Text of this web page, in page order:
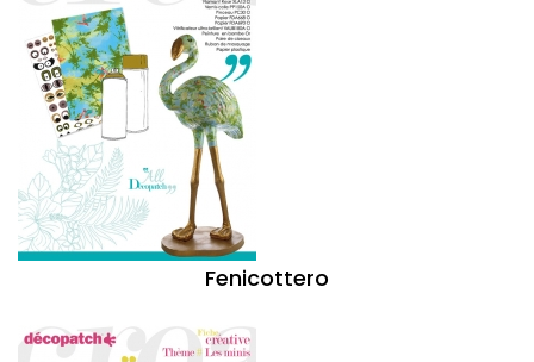
Fenicottero